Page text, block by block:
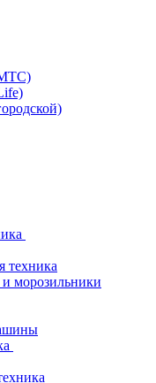
техника
морозильники